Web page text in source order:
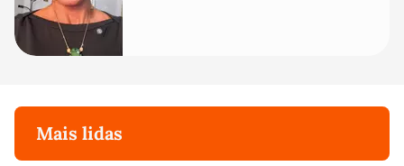
Mais lidas